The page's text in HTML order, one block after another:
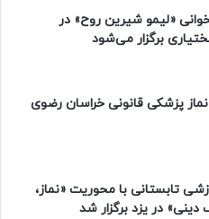
«لیمو شیرین روح» در
برگزار می‌شود
پزشکی قانونی خراسان رضوی
تابستانی با محوریت «نماز،
دینی» در یزد برگزار شد